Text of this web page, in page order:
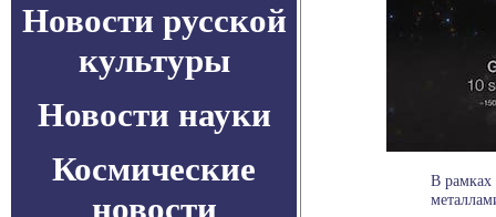
Новости русской
культуры
Новости науки
Космические
новости
В рамках